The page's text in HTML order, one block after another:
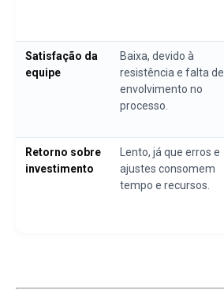
Satisfação da
equipe
Baixa, devido à
resistência e falta de
envolvimento no
processo.
Retorno sobre
investimento
Lento, já que erros e
ajustes consomem
tempo e recursos.